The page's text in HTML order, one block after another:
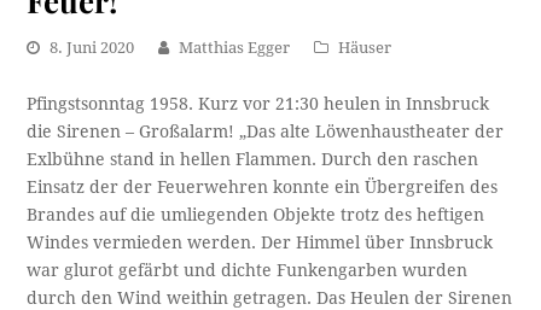
8. Juni 2020 Matthias Egger Häuser
Pfingstsonntag 1958. Kurz vor 21:30 heulen in Innsbruck
die Sirenen – Großalarm! „Das alte Löwenhaustheater der
Exlbühne stand in hellen Flammen. Durch den raschen
Einsatz der der Feuerwehren konnte ein Übergreifen des
Brandes auf die umliegenden Objekte trotz des heftigen
Windes vermieden werden. Der Himmel über Innsbruck
war glurot gefärbt und dichte Funkengarben wurden
durch den Wind weithin getragen. Das Heulen der Sirenen